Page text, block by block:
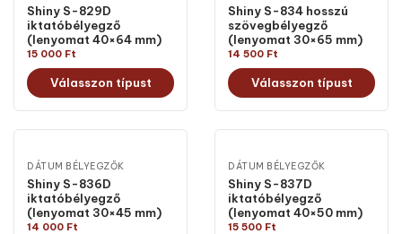
Shiny S-829D
iktatóbélyegző
(lenyomat 40×64 mm)
15 000 Ft
Válasszon típust
Shiny S-834 hosszú
szövegbélyegző
(lenyomat 30×65 mm)
14 500 Ft
Válasszon típust
DÁTUM BÉLYEGZŐK
Shiny S-836D
iktatóbélyegző
(lenyomat 30×45 mm)
14 000 Ft
DÁTUM BÉLYEGZŐK
Shiny S-837D
iktatóbélyegző
(lenyomat 40×50 mm)
15 500 Ft